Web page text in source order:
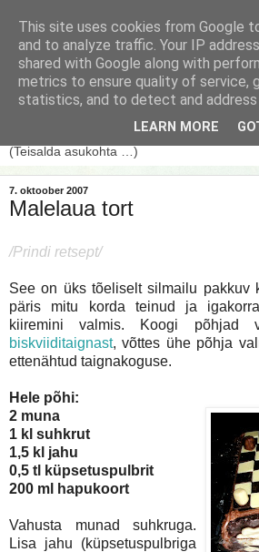
7. oktoober 2007
Malelaua tort
/Prindi retsept/
See on üks tõeliselt silmailu pakkuv
päris mitu korda teinud ja
kiiremini valmis. Koogi põhjad
biskviiditaignast, võttes ühe põhja
ettenähtud taignakoguse.
Hele põhi:
2 muna
1 kl suhkrut
1,5 kl jahu
0,5 tl küpsetuspulbrit
200 ml hapukoort
Vahusta munad suhkruga.
Lisa jahu (küpsetuspulbriga
This site uses cookies from Google
and to analyze traffic. Your IP
shared with Google along with
metrics to ensure quality of service,
statistics, and to detect and address
LEARN MORE